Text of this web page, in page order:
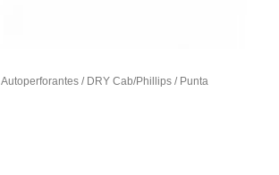
Autoperforantes / DRY Cab/Phillips / Punta